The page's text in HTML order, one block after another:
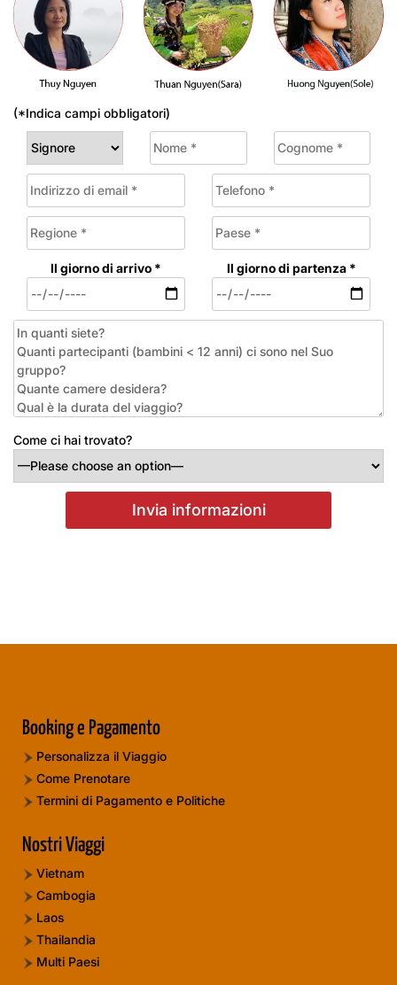
(*Indica campi obbligatori)
Il giorno di arrivo * Il giorno di partenza *
Come ci hai trovato?
Booking e Pagamento
Personalizza il Viaggio
Come Prenotare
Termini di Pagamento e Politiche
Nostri Viaggi
Vietnam
Cambogia
Laos
Thailandia
Multi Paesi